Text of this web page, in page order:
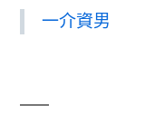
一介資男